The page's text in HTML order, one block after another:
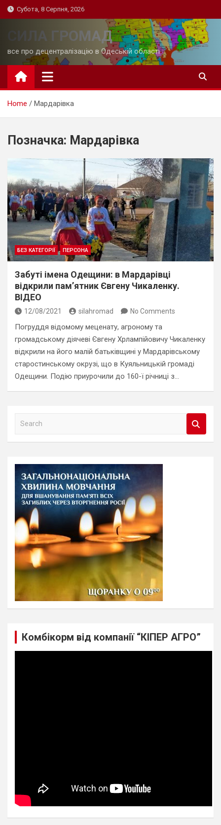
Skip
to
Субота, 8 Серпня, 2026
СИЛА ГРОМАД
все про децентралізацію в Одеській області
Home Мардарівка
Позначка: Мардарівка
БЕЗ КАТЕГОРІЇ ПЕРСОНА
Забуті імена Одещини: в Мардарівці
відкрили пам’ятник Євгену Чикаленку.
ВІДЕО
12/08/2021 silahromad No Comments
Погруддя відомому меценату, агроному та
громадському діячеві Євгену Хрлампійовичу Чикаленку
відкрили на його малій батьківщині у Мардарівському
старостинському окрузі, що в Куяльницькій громаді
Одещини. Подію приурочили до 160-ї річниці з…
a
Комбікорм від компанії “КІПЕР АГРО”